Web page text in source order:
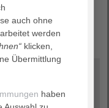
angesehen
auch ohne
werden
klicken,
Übermittlung
haben